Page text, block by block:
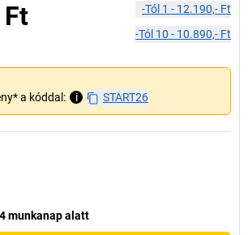
-tól 1 - 12.190,- Ft
-tól 10 - 10.890,- Ft
a kóddal:
i START26
4 munkanap alatt